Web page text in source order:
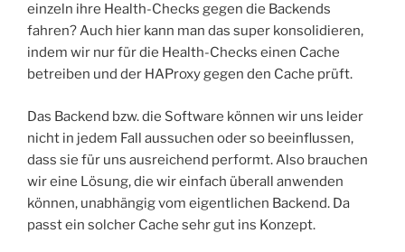
einzeln ihre Health-Checks gegen die Backends
fahren? Auch hier kann man das super konsolidieren,
indem wir nur für die Health-Checks einen Cache
betreiben und der HAProxy gegen den Cache prüft.
Das Backend bzw. die Software können wir uns leider
nicht in jedem Fall aussuchen oder so beeinflussen,
dass sie für uns ausreichend performt. Also brauchen
wir eine Lösung, die wir einfach überall anwenden
können, unabhängig vom eigentlichen Backend. Da
passt ein solcher Cache sehr gut ins Konzept.